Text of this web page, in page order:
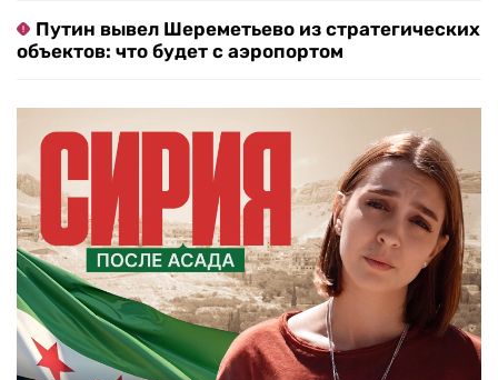
Путин вывел Шереметьево из стратегических
объектов: что будет с аэропортом